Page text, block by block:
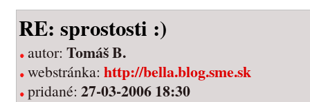
RE: sprostosti :)
autor: Tomáš B.
webstránka: http://bella.blog.sme.sk
pridané: 27-03-2006 18:30